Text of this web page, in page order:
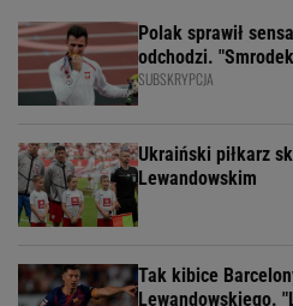
Polak sprawił
odchodzi.
SUBSKRYPCJA
Ukraiński piłkarz
Lewandowskim
Tak kibice
Lewandowskiego.